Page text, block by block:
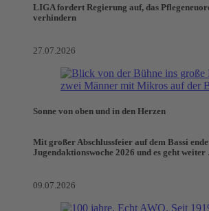
LIGA fordert Regierung auf, das
verhindern
27.07.2026
Sonne von oben und in den Herzen
Mit großer Abschlussfeier auf dem Bassi
Jugendaktionswoche 2026 und es geht
09.07.2026